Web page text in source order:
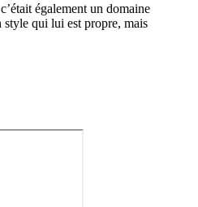
également un domaine
style qui lui est propre, mais